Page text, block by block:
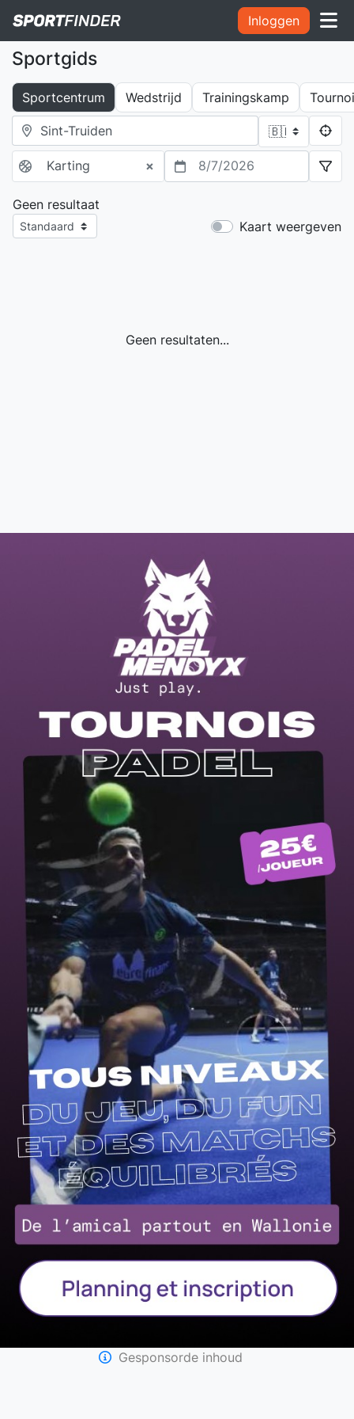
Inloggen
Sportgids
Sportcentrum Wedstrijd Trainingskamp
×
Karting 8/7/2026
Geen resultaat
Kaart weergeven
Geen resultaten...
Gesponsorde inhoud